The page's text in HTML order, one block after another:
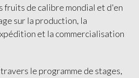
fruits de calibre mondial et d'en
sur la production, la
et la commercialisation
le programme de stages,